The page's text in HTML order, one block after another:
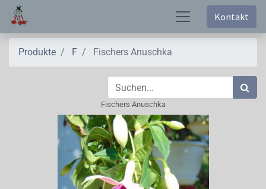
Kontakt
Produkte F Fischers Anuschka
Fischers Anuschka